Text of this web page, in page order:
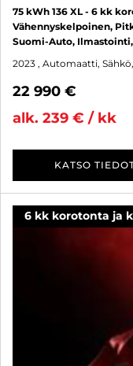
75 kWh 136 XL - 6 kk
Vähennyskelpoinen,
Suomi-Auto,
2023 , Automaatti,
22 990 €
alk. 239 € / kk
KATSO
6 kk korotonta ja